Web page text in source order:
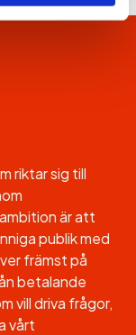
riktar sig till
är att
publik med
främst på
betalande
vill driva frågor,
vårt